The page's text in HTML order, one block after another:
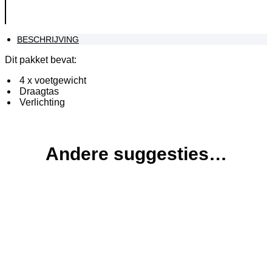
BESCHRIJVING
Dit pakket bevat:
4 x voetgewicht
Draagtas
Verlichting
Andere suggesties…